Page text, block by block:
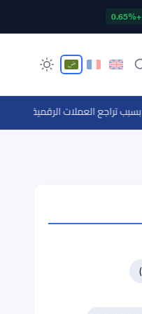
+0.65%
·الحيتان تضيف 190,000 بيتكوين منذ ديسمبر مع إشارات